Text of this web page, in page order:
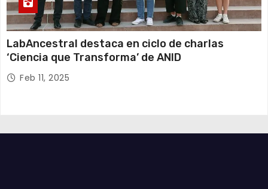
LabAncestral destaca en ciclo de charlas
‘Ciencia que Transforma’ de ANID
Feb 11, 2025